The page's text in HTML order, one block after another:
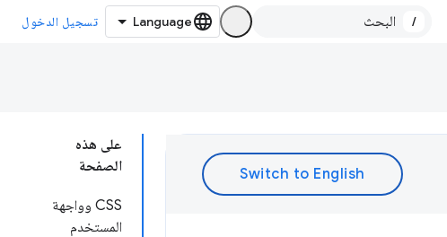
/ تسجيل الدخول
على هذه
الصفحة
CSS وواجهة
المستخدم